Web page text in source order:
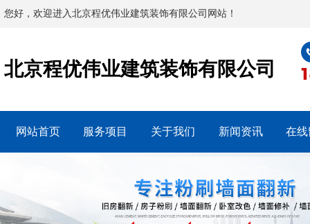
您好，欢迎进入北京程优伟业建筑装饰有限公司网站！
北京程优伟业建筑装饰有限公司
网站首页 服务项目 关于我们 新闻资讯 在